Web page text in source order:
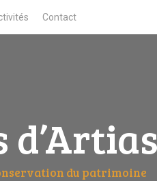
Contact
du patrimoine